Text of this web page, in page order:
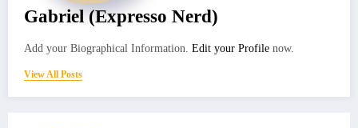
Gabriel (Expresso Nerd)
Add your Biographical Information. Edit your Profile now.
View All Posts